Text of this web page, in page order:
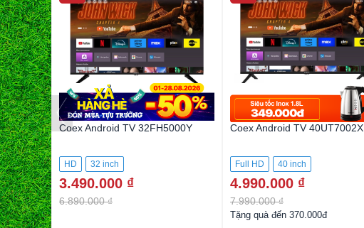
55 inch Coex Android TV 32FH5000Y
HD 32 inch
3.490.000 ₫
6.890.000 ₫
Coex Android TV 40UT7002X
Full HD 40 inch
4.990.000 ₫
7.990.000 ₫
Tặng quà đến 370.000đ